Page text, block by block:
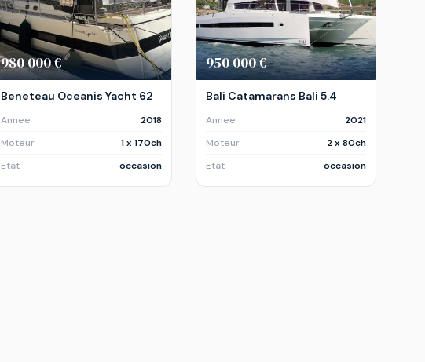
980 000 €
Beneteau Oceanis Yacht 62
Annee
2018
Moteur
1 x 170ch
Etat
occasion
950 000 €
Bali Catamarans Bali 5.4
Annee
2021
Moteur
2 x 80ch
Etat
occasion